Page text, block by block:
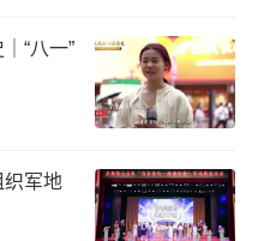
“八一”
织军地